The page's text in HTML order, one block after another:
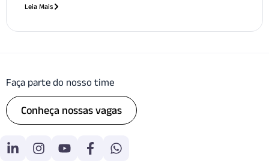
Leia Mais
Faça parte do nosso time
Conheça nossas vagas